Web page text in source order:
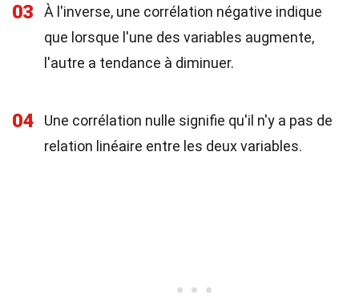
03
À l'inverse, une corrélation négative indique
que lorsque l'une des variables augmente,
l'autre a tendance à diminuer.
04
Une corrélation nulle signifie qu'il n'y a pas de
relation linéaire entre les deux variables.